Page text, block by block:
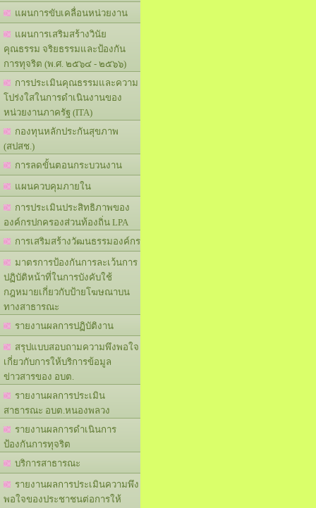
แผนการขับเคลื่อนหน่วยงาน
แผนการเสริมสร้างวินัย
คุณธรรม จริยธรรมและป้องกัน
การทุจริต (พ.ศ. ๒๕๖๔ - ๒๕๖๖)
การประเมินคุณธรรมและความ
โปร่งใสในการดำเนินงานของ
หน่วยงานภาครัฐ (ITA)
กองทุนหลักประกันสุขภาพ
(สปสช.)
การลดขั้นตอนกระบวนงาน
แผนควบคุมภายใน
การประเมินประสิทธิภาพของ
องค์กรปกครองส่วนท้องถิ่น LPA
การเสริมสร้างวัฒนธรรมองค์กร
มาตรการป้องกันการละเว้นการ
ปฏิบัติหน้าที่ในการบังคับใช้
กฎหมายเกี่ยวกับป้ายโฆษณาบน
ทางสาธารณะ
รายงานผลการปฏิบัติงาน
สรุปแบบสอบถามความพึงพอใจ
เกี่ยวกับการให้บริการข้อมูล
ข่าวสารของ อบต.
รายงานผลการประเมิน
สาธารณะ อบต.หนองพลวง
รายงานผลการดำเนินการ
ป้องกันการทุจริต
บริการสาธารณะ
รายงานผลการประเมินความพึง
พอใจของประชาชนต่อการให้